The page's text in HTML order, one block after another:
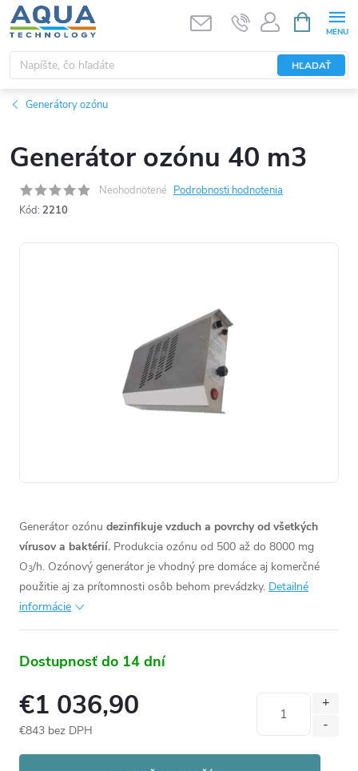
Prejsť
na
obsah
HĽADAŤ
KOŠÍK
Generátory ozónu
Generátor ozónu 40 m3
Neohodnotené Podrobnosti hodnotenia
Kód: 2210
Generátor ozónu dezinfikuje vzduch a povrchy od všetkých
vírusov a baktérií. Produkcia ozónu od 500 až do 8000 mg
O3/h. Ozónový generátor je vhodný pre domáce aj komerčné
použitie aj za prítomnosti osôb behom prevádzky. Detailné
informácie
Dostupnosť do 14 dní
€1 036,90
€843 bez DPH